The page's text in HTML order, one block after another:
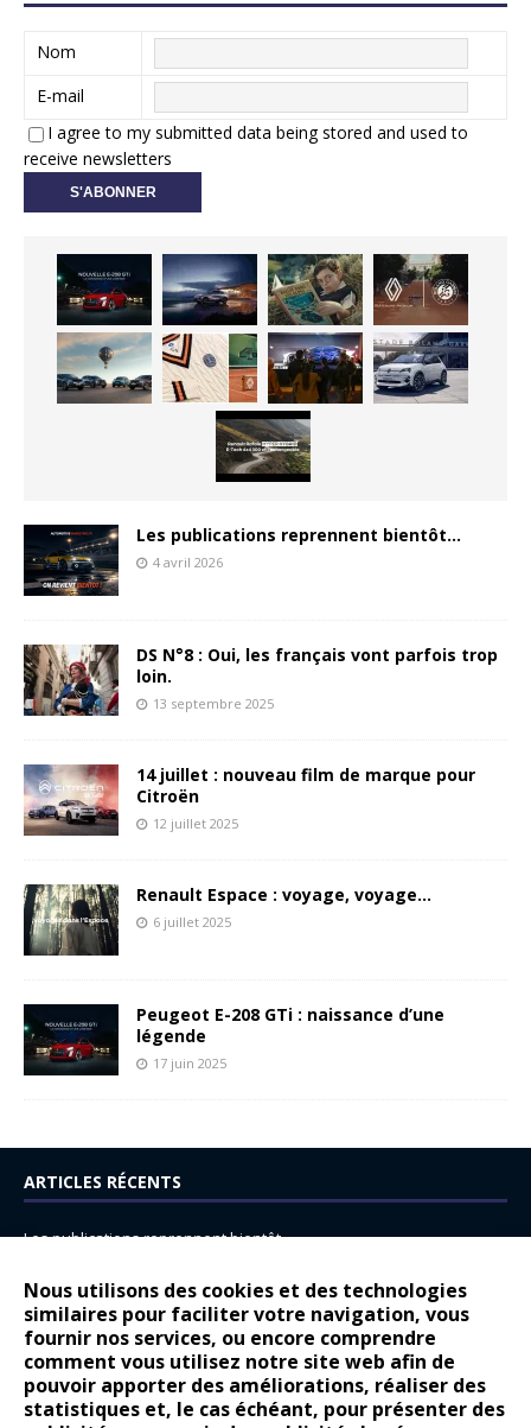
Nous utilisons des cookies et des technologies
similaires pour faciliter votre navigation, vous
fournir nos services, ou encore comprendre
comment vous utilisez notre site web afin de
pouvoir apporter des améliorations, réaliser des
statistiques et, le cas échéant, pour présenter des
Nom
E-mail
I agree to my submitted data being stored and used to
receive newsletters
Les publications reprennent bientôt…
4 avril 2026
DS N°8 : Oui, les français vont parfois trop
loin.
13 septembre 2025
14 juillet : nouveau film de marque pour
Citroën
12 juillet 2025
Renault Espace : voyage, voyage…
6 juillet 2025
Peugeot E-208 GTi : naissance d’une
légende
17 juin 2025
ARTICLES RÉCENTS
Les publications reprennent bientôt…
14 juillet : nouveau film de marque pour Citroën
Renault Espace : voyage, voyage…
Peugeot E-208 GTi : naissance d’une légende